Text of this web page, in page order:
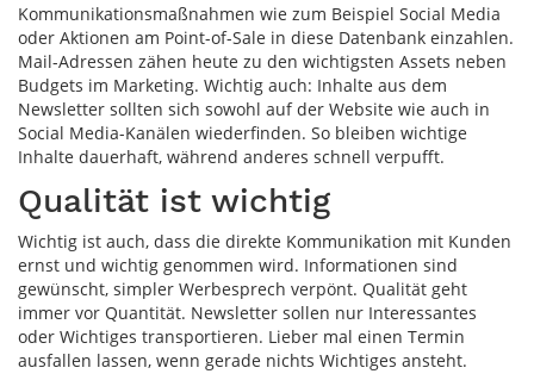
Kommunikationsmaßnahmen wie zum Beispiel Social Media
oder Aktionen am Point-of-Sale in diese Datenbank einzahlen.
Mail-Adressen zähen heute zu den wichtigsten Assets neben
Budgets im Marketing. Wichtig auch: Inhalte aus dem
Newsletter sollten sich sowohl auf der Website wie auch in
Social Media-Kanälen wiederfinden. So bleiben wichtige
Inhalte dauerhaft, während anderes schnell verpufft.
Qualität ist wichtig
Wichtig ist auch, dass die direkte Kommunikation mit Kunden
ernst und wichtig genommen wird. Informationen sind
gewünscht, simpler Werbesprech verpönt. Qualität geht
immer vor Quantität. Newsletter sollen nur Interessantes
oder Wichtiges transportieren. Lieber mal einen Termin
ausfallen lassen, wenn gerade nichts Wichtiges ansteht.